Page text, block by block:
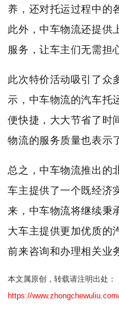
养，还对托运过程中的
此外，中车物流还提供
服务，让车主们无需担
此次特价活动吸引了众
示，中车物流的汽车托
便快捷，大大节省了时
物流的服务质量也表示
总之，中车物流推出的
车主提供了一个既经济
来，中车物流将继续秉
大车主提供更加优质的
前来咨询和办理相关业
本文属原创，转载请注明出处：
https://